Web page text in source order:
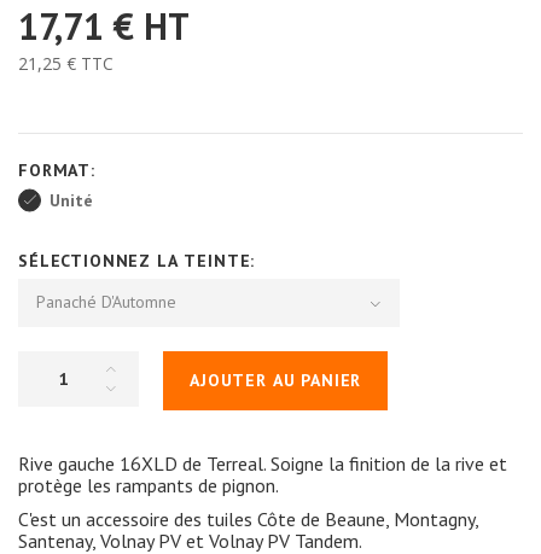
17,71 € HT
21,25 € TTC
FORMAT:
Unité
SÉLECTIONNEZ LA TEINTE:
Panaché D'Automne
AJOUTER AU PANIER
Rive gauche 16XLD de Terreal. Soigne la finition de la rive et
protège les rampants de pignon.
C'est un accessoire des tuiles Côte de Beaune, Montagny,
Santenay, Volnay PV et Volnay PV Tandem.